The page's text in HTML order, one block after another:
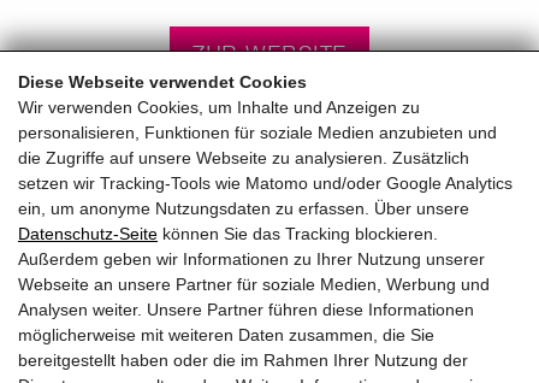
Diese Webseite verwendet Cookies
Wir verwenden Cookies, um Inhalte und Anzeigen zu
personalisieren, Funktionen für soziale Medien anzubieten und
die Zugriffe auf unsere Webseite zu analysieren. Zusätzlich
setzen wir Tracking-Tools wie Matomo und/oder Google Analytics
ein, um anonyme Nutzungsdaten zu erfassen. Über unsere
Datenschutz-Seite können Sie das Tracking blockieren.
Außerdem geben wir Informationen zu Ihrer Nutzung unserer
Webseite an unsere Partner für soziale Medien, Werbung und
Analysen weiter. Unsere Partner führen diese Informationen
möglicherweise mit weiteren Daten zusammen, die Sie
bereitgestellt haben oder die im Rahmen Ihrer Nutzung der
ZUR WEBSITE
pinzweb.at GmbH & Co KG
Raiffeisenstraße 4, 5671 Bruck an der Glocknerstraße
Rögergasse 36/6, 1090 Wien
T:+43 (0) 6545 20340
E:office@pinzweb.at